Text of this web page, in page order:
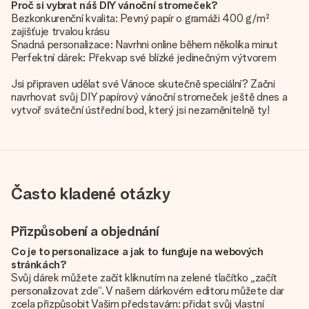
Proč si vybrat náš DIY vánoční stromeček?
Bezkonkurenční kvalita: Pevný papír o gramáži 400 g/m²
zajišťuje trvalou krásu
Snadná personalizace: Navrhni online během několika minut
Perfektní dárek: Překvap své blízké jedinečným výtvorem
Jsi připraven udělat své Vánoce skutečně speciální? Začni
navrhovat svůj DIY papírový vánoční stromeček ještě dnes a
vytvoř sváteční ústřední bod, který jsi nezaměnitelně ty!
Často kladené otázky
Přizpůsobení a objednání
Co je to personalizace a jak to funguje na webových
stránkách?
Svůj dárek můžete začít kliknutím na zelené tlačítko „začít
personalizovat zde“. V našem dárkovém editoru můžete dar
zcela přizpůsobit Vašim představám: přidat svůj vlastní